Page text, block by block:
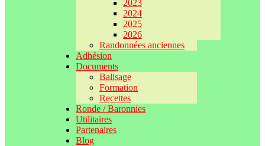
2023
2024
2025
2026
Randonnées anciennes
Adhésion
Documents
Balisage
Formation
Recettes
Ronde / Baronnies
Utilitaires
Partenaires
Blog